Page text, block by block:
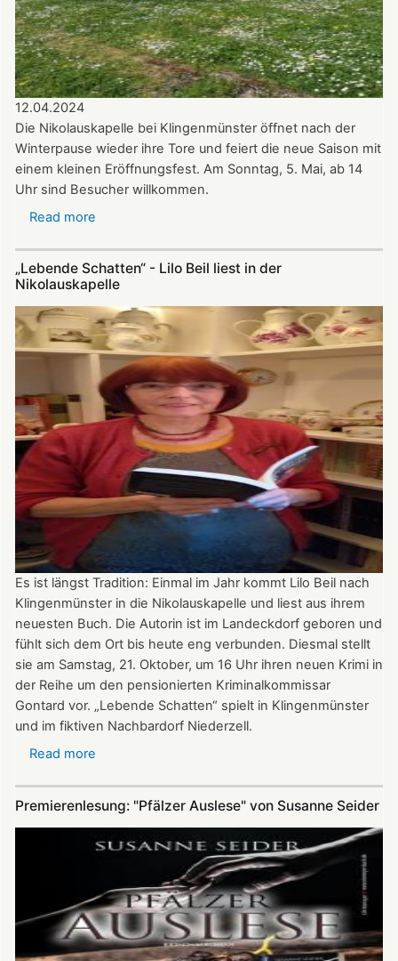
12.04.2024
Die Nikolauskapelle bei Klingenmünster öffnet nach der
Winterpause wieder ihre Tore und feiert die neue Saison mit
einem kleinen Eröffnungsfest. Am Sonntag, 5. Mai, ab 14
Uhr sind Besucher willkommen.
Read more
Nikolauskapelle:
Kirchenchor
und
Bläserkreis
musizieren
zur
neuen
Saison
„Lebende Schatten“ - Lilo Beil liest in der
Nikolauskapelle
Es ist längst Tradition: Einmal im Jahr kommt Lilo Beil nach
Klingenmünster in die Nikolauskapelle und liest aus ihrem
neuesten Buch. Die Autorin ist im Landeckdorf geboren und
fühlt sich dem Ort bis heute eng verbunden. Diesmal stellt
sie am Samstag, 21. Oktober, um 16 Uhr ihren neuen Krimi in
der Reihe um den pensionierten Kriminalkommissar
Gontard vor. „Lebende Schatten“ spielt in Klingenmünster
und im fiktiven Nachbardorf Niederzell.
Read more
-
in
der
Nikolauskapelle
Premierenlesung: "Pfälzer Auslese" von Susanne Seider